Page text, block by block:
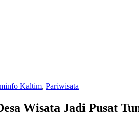
Kaltim, Pariwisata
Wisata Jadi Pusat